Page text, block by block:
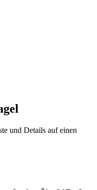
und Details auf einen